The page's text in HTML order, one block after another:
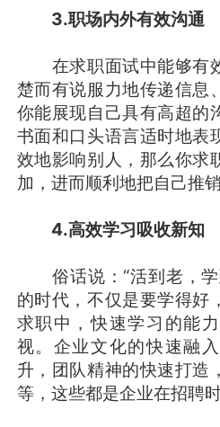
3.职场内外有效沟通
在求职面试中能够有
楚而有说服力地传递信息
你能展现自己具有高超的
书面和口头语言适时地表
效地影响别人，那么你求
加，进而顺利地把自己推
4.高效学习吸收新知
俗话说：“活到老，学
的时代，不仅是要学得好
求职中，快速学习的能
视。企业文化的快速融
升，团队精神的快速打造
等，这些都是企业在招聘